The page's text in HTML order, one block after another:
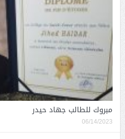
مبروك للطالب جهاد حيدر
06/14/2023